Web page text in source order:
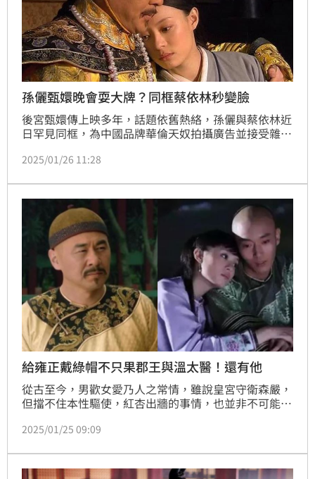
孫儷甄嬛晚會耍大牌？同框蔡依林秒變臉
後宮甄嬛傳上映多年，話題依舊熱絡，孫儷與蔡依林近
日罕見同框，為中國品牌華倫天奴拍攝廣告並接受雜誌
個是華語樂壇的“大天后”，這樣的「破次元壁」組合
的差異，更成為網友討論的焦點。
2025/01/26 11:28
給雍正戴綠帽不只果郡王與溫太醫！還有他
從古至今，男歡女愛乃人之常情，雖說皇宮守衛森嚴，
但擋不住本性驅使，紅杏出牆的事情，也並非不可能發
戴綠帽」的代表人物。不只果郡王與溫實初，還曾有一
2025/01/25 09:09